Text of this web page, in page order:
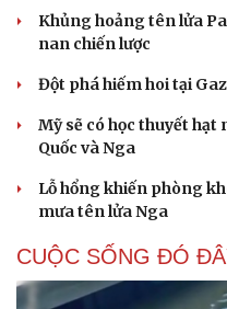
Khủng hoảng tên lửa
nan chiến lược
Đột phá hiếm hoi tại
Mỹ sẽ có học thuyết
Quốc và Nga
Lỗ hổng khiến phòng
mưa tên lửa Nga
CUỘC SỐNG ĐÓ